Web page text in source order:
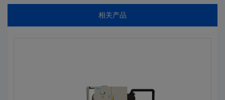
相关产品